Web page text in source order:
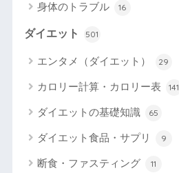
身体のトラブル 16
ダイエット 501
エンタメ（ダイエット） 29
カロリー計算・カロリー表 141
ダイエットの基礎知識 65
ダイエット食品・サプリ 9
断食・ファスティング 11